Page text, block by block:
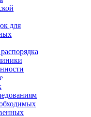
для